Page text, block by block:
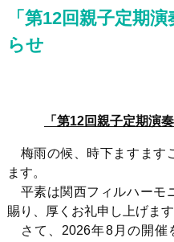
「第12回親子定期
らせ
「第12回親子定期演
梅雨の候、時下ますます
ます。
平素は関西フィルハーモ
賜り、厚くお礼申し上げます
さて、 2026年8月の開催